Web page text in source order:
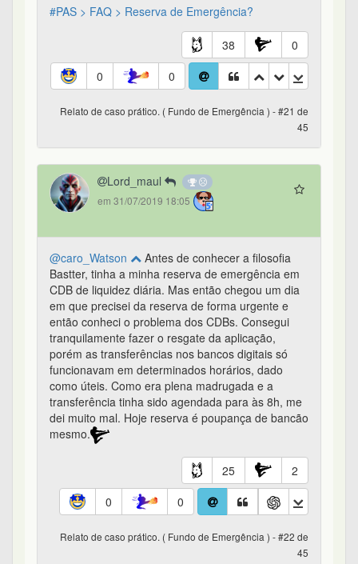
#PAS > FAQ > Reserva de Emergência?
38
0
0
0
Relato de caso prático. ( Fundo de Emergência ) - #21 de
45
Lord_maul
em 31/07/2019 18:05
@caro_Watson
Antes de conhecer a filosofia
Bastter, tinha a minha reserva de emergência em
CDB de liquidez diária. Mas então chegou um dia
em que precisei da reserva de forma urgente e
então conheci o problema dos CDBs. Consegui
tranquilamente fazer o resgate da aplicação,
porém as transferências nos bancos digitais só
funcionavam em determinados horários, dado
como úteis. Como era plena madrugada e a
transferência tinha sido agendada para às 8h, me
dei muito mal. Hoje reserva é poupança de bancão
mesmo.
25
2
0
0
Relato de caso prático. ( Fundo de Emergência ) - #22 de
45